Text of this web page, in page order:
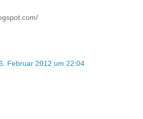
Februar 2012 um 22:04